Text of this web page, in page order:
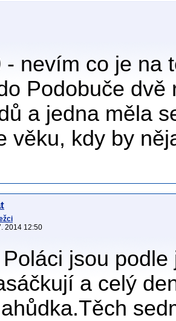
- nevím co je na
Podobuče
a jedna měla
věku, kdy by
2014 12:50
jsou
a celý